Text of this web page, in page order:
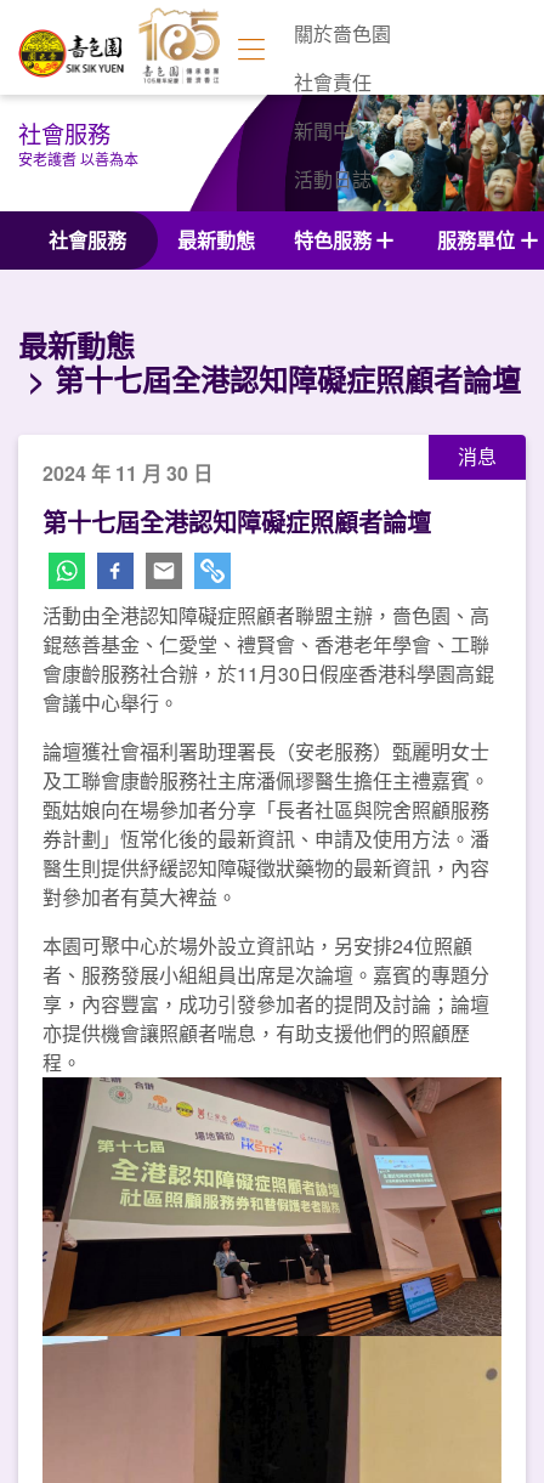
關於嗇色園
社會責任
新聞中心
活動日誌
聯絡我們
社會服務
安老護耆 以善為本
社會服務 最新動態 特色服務 服務單位
最新動態
第十七屆全港認知障礙症照顧者論壇
消息
2024 年 11 月 30 日
第十七屆全港認知障礙症照顧者論壇
活動由全港認知障礙症照顧者聯盟主辦，嗇色園、高
錕慈善基金、仁愛堂、禮賢會、香港老年學會、工聯
會康齡服務社合辦，於11月30日假座香港科學園高錕
會議中心舉行。
論壇獲社會福利署助理署長（安老服務）甄麗明女士
及工聯會康齡服務社主席潘佩璆醫生擔任主禮嘉賓。
甄姑娘向在場參加者分享「長者社區與院舍照顧服務
券計劃」恆常化後的最新資訊、申請及使用方法。潘
醫生則提供紓緩認知障礙徵狀藥物的最新資訊，內容
對參加者有莫大裨益。
本園可聚中心於場外設立資訊站，另安排24位照顧
者、服務發展小組組員出席是次論壇。嘉賓的專題分
享，內容豐富，成功引發參加者的提問及討論；論壇
亦提供機會讓照顧者喘息，有助支援他們的照顧歷
程。